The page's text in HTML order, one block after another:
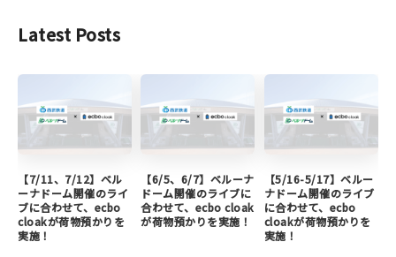
Latest Posts
【7/11、7/12】ベル
ーナドーム開催のライ
ブに合わせて、ecbo
cloakが荷物預かりを
実施！
【6/5、6/7】ベルーナ
ドーム開催のライブに
合わせて、ecbo cloak
が荷物預かりを実施！
【5/16-5/17】ベルー
ナドーム開催のライブ
に合わせて、ecbo
cloakが荷物預かりを
実施！